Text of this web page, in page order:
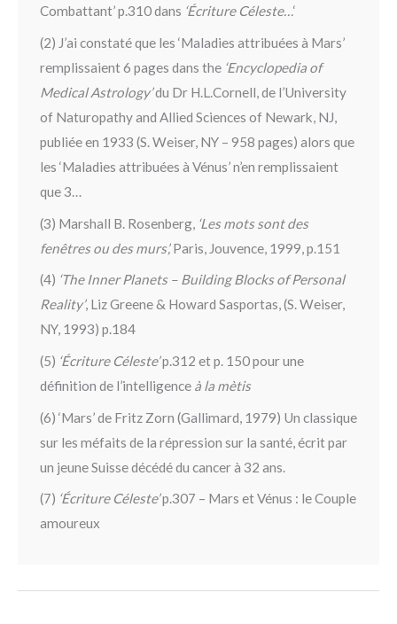
Combattant’ p.310 dans ‘Écriture Céleste…‘
(2) J’ai constaté que les ‘Maladies attribuées à Mars’
remplissaient 6 pages dans the ‘Encyclopedia of
Medical Astrology’du Dr H.L.Cornell, de l’University
of Naturopathy and Allied Sciences of Newark, NJ,
publiée en 1933 (S. Weiser, NY – 958 pages) alors que
les ‘Maladies attribuées à Vénus’ n’en remplissaient
que 3…
(3) Marshall B. Rosenberg, ‘Les mots sont des
fenêtres ou des murs’,Paris, Jouvence, 1999, p.151
(4) ‘The Inner Planets – Building Blocks of Personal
Reality’, Liz Greene & Howard Sasportas, (S. Weiser,
NY, 1993) p.184
(5) ‘Écriture Céleste’p.312 et p. 150 pour une
définition de l’intelligence à la mètis
(6) ‘Mars’ de Fritz Zorn (Gallimard, 1979) Un classique
sur les méfaits de la répression sur la santé, écrit par
un jeune Suisse décédé du cancer à 32 ans.
(7) ‘Écriture Céleste’p.307 – Mars et Vénus : le Couple
amoureux